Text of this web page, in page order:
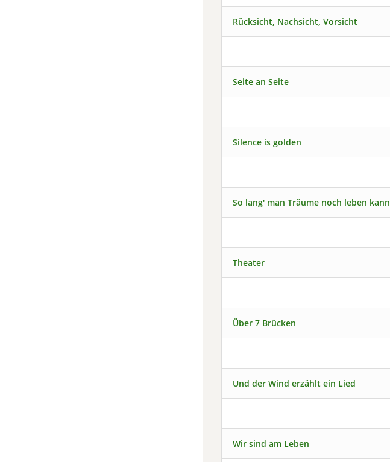
Rücksicht, Nachsicht, Vorsicht
Seite an Seite
Silence is golden
So lang' man Träume noch leben kann
Theater
Über 7 Brücken
Und der Wind erzählt ein Lied
Wir sind am Leben